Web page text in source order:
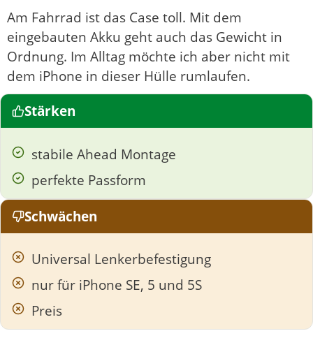
Am Fahrrad ist das Case toll. Mit dem
eingebauten Akku geht auch das Gewicht in
Ordnung. Im Alltag möchte ich aber nicht mit
dem iPhone in dieser Hülle rumlaufen.
Stärken
stabile Ahead Montage
perfekte Passform
Schwächen
Universal Lenkerbefestigung
nur für iPhone SE, 5 und 5S
Preis